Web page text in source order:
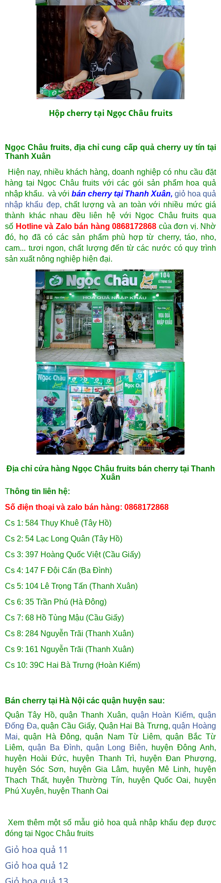
Hộp cherry tại Ngọc Châu fruits
Ngọc Châu fruits, địa chỉ cung cấp quả cherry uy tín tại
Thanh Xuân
Hiện nay, nhiều khách hàng, doanh nghiệp có nhu cầu đặt
hàng tại Ngọc Châu fruits với các gói sản phẩm hoa quả
nhập khẩu. và với bán cherry tại Thanh Xuân, giỏ hoa quả
nhập khẩu đẹp, chất lượng và an toàn với nhiều mức giá
thành khác nhau đều liên hệ với Ngọc Châu fruits qua
số Hotline và Zalo bán hàng 0868172868 của đơn vị. Nhờ
đó, họ đã có các sản phẩm phù hợptừ cherry, táo, nho,
cam... tươi ngon, chất lượng đến từ các nước có quy trình
sản xuất nông nghiệp hiện đại.
Địa chỉ cửa hàng Ngọc Châu fruits bán cherry tại Thanh
Xuân
Thông tin liên hệ:
Số điện thoại và zalo bán hàng: 0868172868
Cs 1: 584 Thụy Khuê (Tây Hồ)
Cs 2: 54 Lạc Long Quân (Tây Hồ)
Cs 3: 397 Hoàng Quốc Việt (Cầu Giấy)
Cs 4: 147 F Đội Cấn (Ba Đình)
Cs 5: 104 Lê Trọng Tấn (Thanh Xuân)
Cs 6: 35 Trần Phú (Hà Đông)
Cs 7: 68 Hồ Tùng Mậu (Cầu Giấy)
Cs 8: 284 Nguyễn Trãi (Thanh Xuân)
Cs 9: 161 Nguyễn Trãi (Thanh Xuân)
Cs 10: 39C Hai Bà Trưng (Hoàn Kiếm)
Bán cherry tại Hà Nội các quận huyện sau:
Quận Tây Hồ, quận Thanh Xuân, quận Hoàn Kiếm,quận
Đống Đa, quận Cầu Giấy, Quận Hai Bà Trưng,quận Hoàng
Mai, quận Hà Đông, quận Nam Từ Liêm, quận Bắc Từ
Liêm, quận Ba Đình, quận Long Biên, huyện Đông Anh,
huyện Hoài Đức, huyện Thanh Trì, huyện Đan Phượng,
huyện Sóc Sơn, huyện Gia Lâm, huyện Mê Linh, huyện
Thạch Thất, huyện Thường Tín, huyện Quốc Oai, huyện
Phú Xuyên, huyện Thanh Oai
Xem thêm một số mẫu giỏ hoa quả nhập khẩu đẹp được
đóng tại Ngọc Châu fruits
Giỏ hoa quả 11
Giỏ hoa quả 12